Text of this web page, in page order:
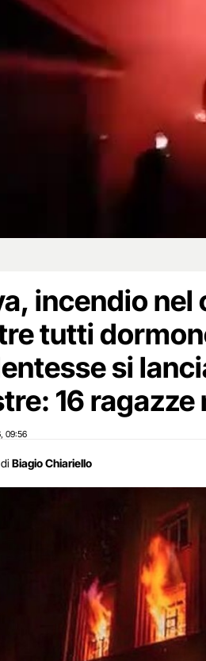
incendio nel
tutti
si
16 ragazze
09:56
Biagio Chiariello